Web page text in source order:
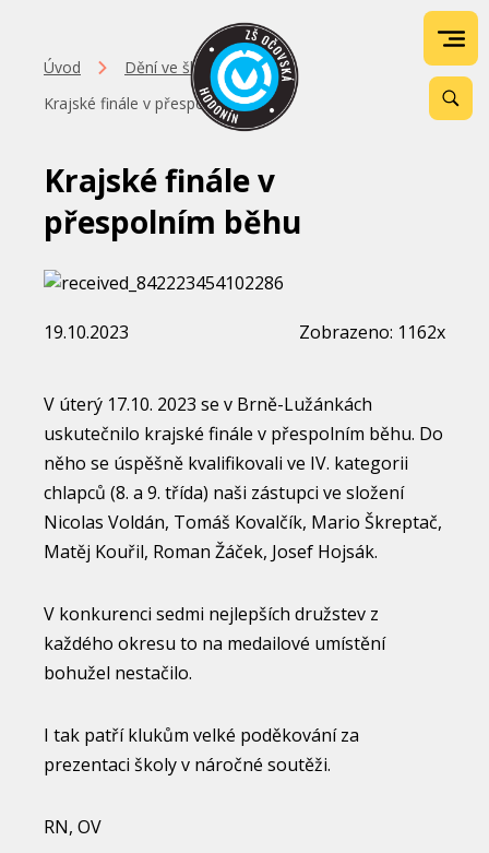
Úvod
Dění ve škole
Krajské finále v přespolním běhu
Krajské finále v
přespolním běhu
19.10.2023 Zobrazeno: 1162x
V úterý 17.10. 2023 se v Brně-Lužánkách
uskutečnilo krajské finále v přespolním běhu. Do
něho se úspěšně kvalifikovali ve IV. kategorii
chlapců (8. a 9. třída) naši zástupci ve složení
Nicolas Voldán, Tomáš Kovalčík, Mario Škreptač,
Matěj Kouřil, Roman Žáček, Josef Hojsák.
V konkurenci sedmi nejlepších družstev z
každého okresu to na medailové umístění
bohužel nestačilo.
I tak patří klukům velké poděkování za
prezentaci školy v náročné soutěži.
RN, OV